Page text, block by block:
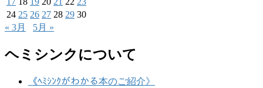
24 25 26 27 28 29 30
« 3月
5月 »
ヘミシンクについて
《ﾍﾐｼﾝｸがわかる本のご紹介》